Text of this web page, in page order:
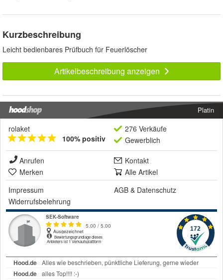
Kurzbeschreibung
Leicht bedienbares Prüfbuch für Feuerlöscher
Artikelbeschreibung anzeigen
Platin
rolaket
100% positiv
276 Verkäufe
Gewerblich
Anrufen
Kontakt
Merken
Alle Artikel
Impressum
AGB & Datenschutz
Widerrufsbelehrung